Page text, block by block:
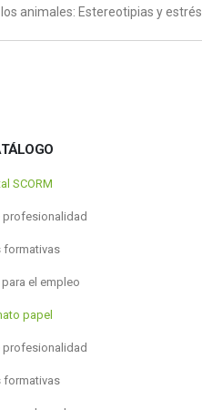
animales: Estereotipias y
SCORM
profesionalidad
formativas
el empleo
papel
profesionalidad
formativas